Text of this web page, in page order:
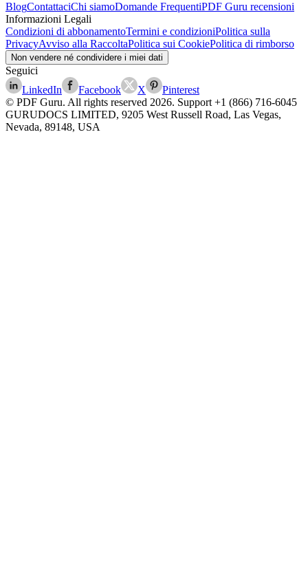
BlogContattaciChi siamoDomande FrequentiPDF Guru recensioni
Informazioni Legali
Condizioni di abbonamentoTermini e condizioniPolitica sulla
PrivacyAvviso alla RaccoltaPolitica sui CookiePolitica di rimborso
Non vendere né condividere i miei dati
Seguici
LinkedIn
Facebook X
Pinterest
© PDF Guru. All rights reserved 2026. Support +1 (866) 716-6045
GURUDOCS LIMITED, 9205 West Russell Road, Las Vegas,
Nevada, 89148, USA